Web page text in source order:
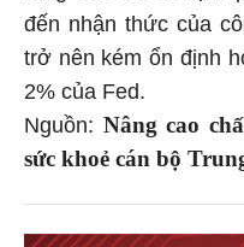
đến nhận thức của
trở nên kém ổn định
2% của Fed.
Nguồn: Nâng cao
sức khoẻ cán bộ